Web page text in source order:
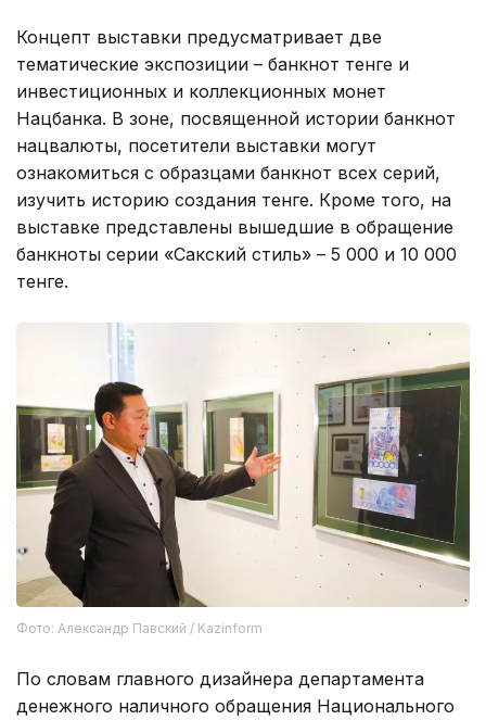
Концепт выставки предусматривает две
тематические экспозиции – банкнот тенге и
инвестиционных и коллекционных монет
Нацбанка. В зоне, посвященной истории банкнот
нацвалюты, посетители выставки могут
ознакомиться с образцами банкнот всех серий,
изучить историю создания тенге. Кроме того, на
выставке представлены вышедшие в обращение
банкноты серии «Сакский стиль» – 5 000 и 10 000
тенге.
Фото: Александр Павский / Kazinform
По словам главного дизайнера департамента
денежного наличного обращения Национального